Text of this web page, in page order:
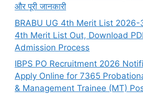
और पूरी जानकारी
BRABU UG 4th Merit List 2026-
4th Merit List Out, Download
Admission Process
IBPS PO Recruitment 2026
Apply Online for 7365
& Management Trainee (MT)